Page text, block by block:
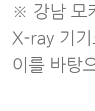
※ 강남 모
X-ray 기
이를 바탕